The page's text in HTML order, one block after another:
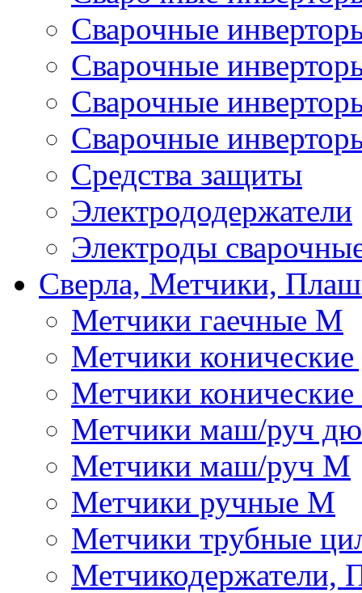
Сварочные
Сварочные
Сварочные
Сварочные
Средства защиты
Электрододержатели
Электроды
Сверла, Метчики,
Метчики гаечные М
Метчики
Метчики
Метчики маш/руч
Метчики маш/руч М
Метчики ручные М
Метчики трубные
Метчикодержатели,